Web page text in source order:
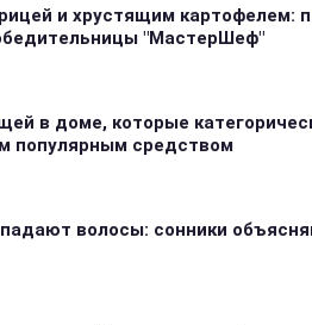
и хрустящим картофелем:
"МастерШеф"
в доме, которые
популярным средством
волосы: сонники